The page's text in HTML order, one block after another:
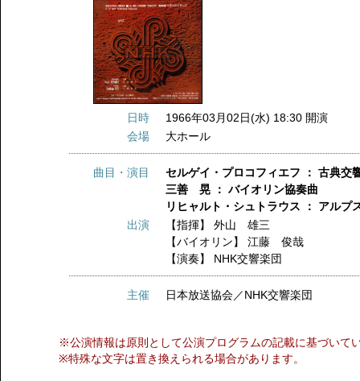
日時
1966年03月02日(水) 18:30 開演
会場
大ホール
曲目・演目
セルゲイ・プロコフィエフ ： 古典
三善 晃 ： バイオリン協奏曲
リヒャルト・シュトラウス ： アル
出演
【指揮】外山 雄三
【バイオリン】江藤 俊哉
【演奏】 NHK交響楽団
主催 日本放送協会／NHK交響楽団
※公演情報は原則として公演プログラムの記載に基づいて
※特殊な文字は置き換えられる場合があります。